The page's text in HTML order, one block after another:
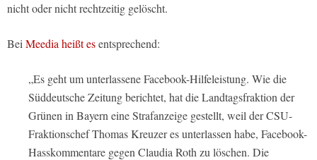
nicht oder nicht rechtzeitig gelöscht.
Bei Meedia heißt esentsprechend:
„Es geht um unterlassene Facebook-Hilfeleistung. Wie die
Süddeutsche Zeitung berichtet, hat die Landtagsfraktion der
Grünen in Bayern eine Strafanzeige gestellt, weil der CSU-
Fraktionschef Thomas Kreuzer es unterlassen habe, Facebook-
Hasskommentare gegen Claudia Roth zu löschen. Die